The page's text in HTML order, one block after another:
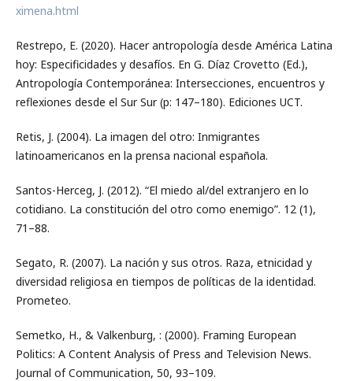
ximena.html
Restrepo, E. (2020). Hacer antropología desde América Latina
hoy: Especificidades y desafíos. En G. Díaz Crovetto (Ed.),
Antropología Contemporánea: Intersecciones, encuentros y
reflexiones desde el Sur Sur (p: 147–180). Ediciones UCT.
Retis, J. (2004). La imagen del otro: Inmigrantes
latinoamericanos en la prensa nacional española.
Santos-Herceg, J. (2012). “El miedo al/del extranjero en lo
cotidiano. La constitución del otro como enemigo”. 12 (1),
71–88.
Segato, R. (2007). La nación y sus otros. Raza, etnicidad y
diversidad religiosa en tiempos de políticas de la identidad.
Prometeo.
Semetko, H., & Valkenburg, : (2000). Framing European
Politics: A Content Analysis of Press and Television News.
Journal of Communication, 50, 93–109.